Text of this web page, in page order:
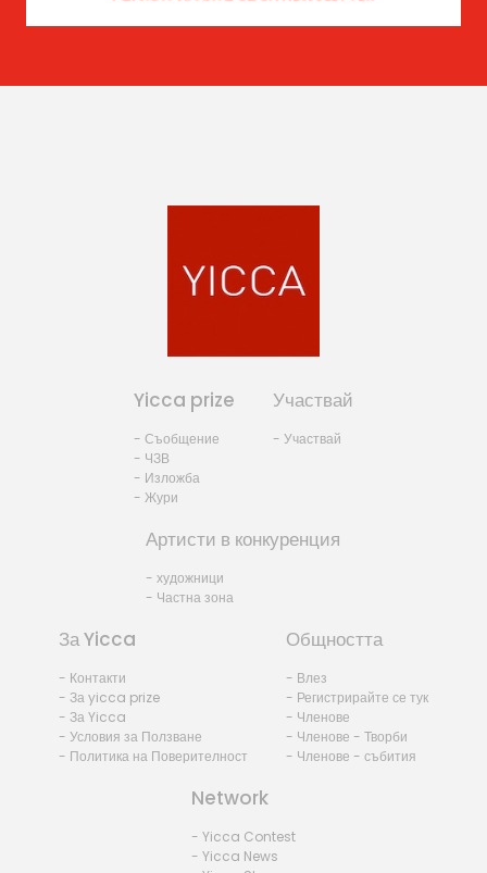
Yicca prize
- Съобщение
- ЧЗВ
- Изложба
- Жури
Участвай
- Участвай
Артисти в конкуренция
- художници
- Частна зона
За Yicca
- Контакти
- За yicca prize
- За Yicca
- Условия за Ползване
- Политика на Поверителност
Общността
- Влез
- Регистрирайте се тук
- Членове
- Членове - Творби
- Членове - събития
Network
- Yicca Contest
- Yicca News